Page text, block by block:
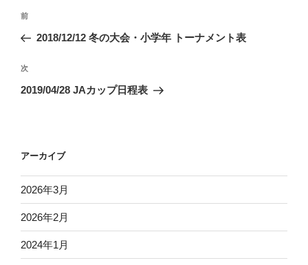
投
ナ
ビ
ゲ
ン
前
の
稿
前
2018/12/12 冬の大会・小学年 トーナメント表
次
の
次
2019/04/28 JAカップ日程表
アーカイブ
2026年3月
2026年2月
2024年1月